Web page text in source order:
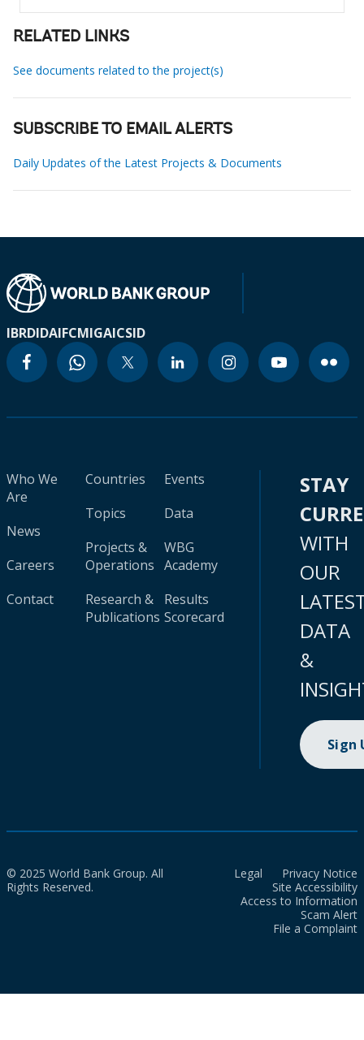
RELATED LINKS
See documents related to the project(s)
SUBSCRIBE TO EMAIL ALERTS
Daily Updates of the Latest Projects & Documents
IBRDIDAIFCMIGAICSID
Who We
Are
News
Careers
Contact
Countries
Topics
Projects &
Operations
Research &
Publications
Events
Data
WBG
Academy
Results
Scorecard
STAY
WITH
OUR
DATA
&
Sign
© 2025 World Bank Group. All
Rights Reserved.
Legal
Privacy Notice
Site Accessibility
Access to Information
Scam Alert
File a Complaint